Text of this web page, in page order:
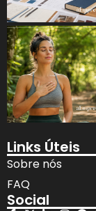
Links Úteis
Sobre nós
FAQ
Social